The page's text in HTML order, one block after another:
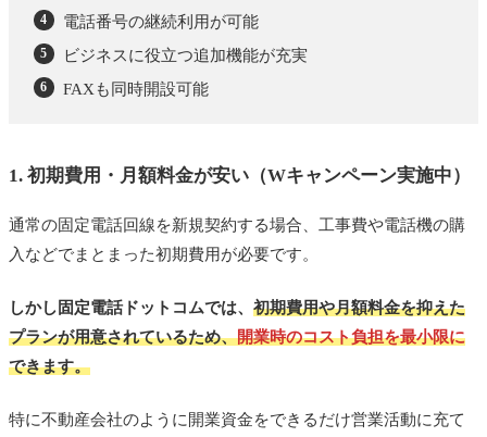
電話番号の継続利用が可能
ビジネスに役立つ追加機能が充実
FAXも同時開設可能
1. 初期費用・月額料金が安い（Wキャンペーン実施中）
通常の固定電話回線を新規契約する場合、工事費や電話機の購
入などでまとまった初期費用が必要です。
しかし固定電話ドットコムでは、 初期費用や月額料金を抑えた
プランが用意されているため、開業時のコスト負担を最小限に
できます。
特に不動産会社のように開業資金をできるだけ営業活動に充て